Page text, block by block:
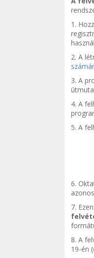
1.
2. A
3. A
4. A
5. A
6.
7.
8. A
19-én